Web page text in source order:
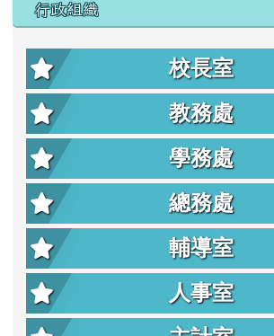
行政組織
校長室
教務處
學務處
總務處
輔導室
人事室